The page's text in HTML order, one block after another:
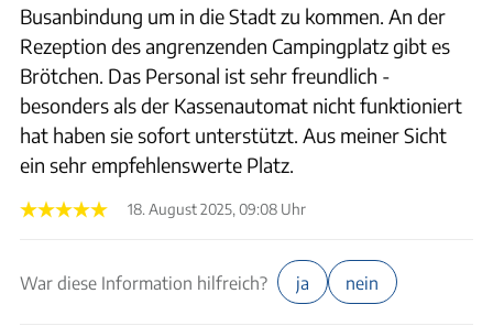
Busanbindung um in die Stadt zu kommen. An der
Rezeption des angrenzenden Campingplatz gibt es
Brötchen. Das Personal ist sehr freundlich -
besonders als der Kassenautomat nicht funktioniert
hat haben sie sofort unterstützt. Aus meiner Sicht
ein sehr empfehlenswerte Platz.
18. August 2025, 09:08 Uhr
War diese Information hilfreich? ja nein